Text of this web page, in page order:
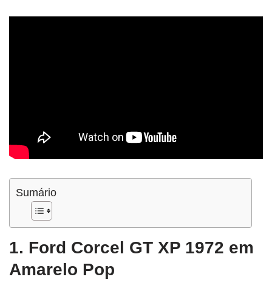
Sumário
1. Ford Corcel GT XP 1972 em
Amarelo Pop